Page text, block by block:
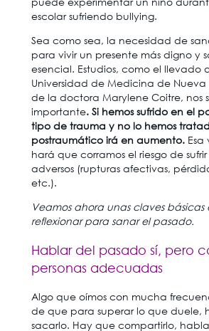
escolar sufriendo bullying.
Sea como sea, la necesidad de
para vivir un presente más digno y
esencial. Estudios, como el llevado
Universidad de Medicina de Nueva
de la doctora Marylene Coitre, nos
importante. Si hemos sufrido en el
tipo de trauma y no lo hemos
postraumático irá en aumento.
hará que corramos el riesgo de
adversos (rupturas afectivas,
etc.).
Veamos ahora unas claves básicas
reflexionar para sanar el pasado.
Hablar del pasado sí, pero
personas adecuadas
Algo que oímos con mucha
de que para superar lo que duele,
sacarlo. Hay que compartirlo,